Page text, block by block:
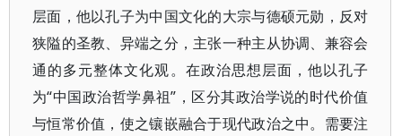
层面，他以孔子为中国文化的大宗与德硕元勋，反对
狭隘的圣教、异端之分，主张一种主从协调、兼容会
通的多元整体文化观。在政治思想层面，他以孔子
为“中国政治哲学鼻祖”，区分其政治学说的时代价值
与恒常价值，使之镶嵌融合于现代政治之中。需要注